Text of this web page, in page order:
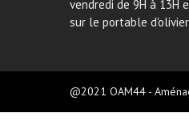
vendredi de 9H à 13H
sur le portable
@2021 OAM44 -